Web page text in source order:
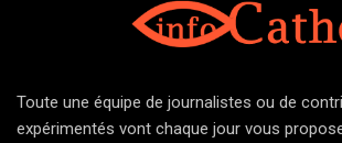
Toute une équipe de journalistes ou de
expérimentés vont chaque jour vous